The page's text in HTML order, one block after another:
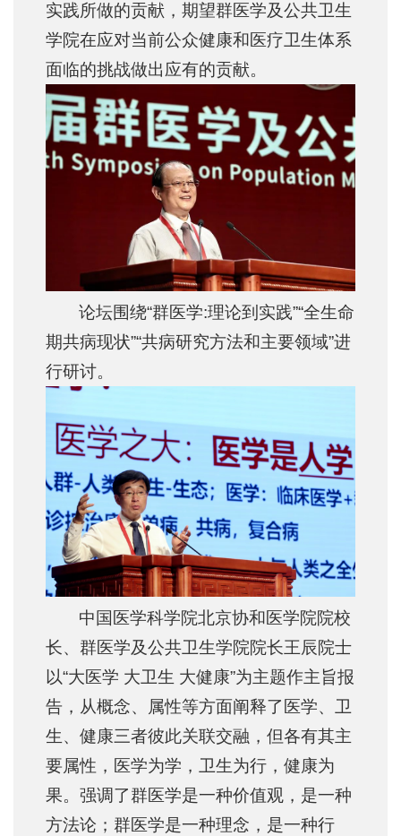
实践所做的贡献，期望群医学及公共卫生
学院在应对当前公众健康和医疗卫生体系
面临的挑战做出应有的贡献。
论坛围绕“群医学:理论到实践”“全生命
期共病现状”“共病研究方法和主要领域”进
行研讨。
中国医学科学院北京协和医学院院校
长、群医学及公共卫生学院院长王辰院士
以“大医学 大卫生 大健康”为主题作主旨报
告，从概念、属性等方面阐释了医学、卫
生、健康三者彼此关联交融，但各有其主
要属性，医学为学，卫生为行，健康为
果。强调了群医学是一种价值观，是一种
方法论；群医学是一种理念，是一种行